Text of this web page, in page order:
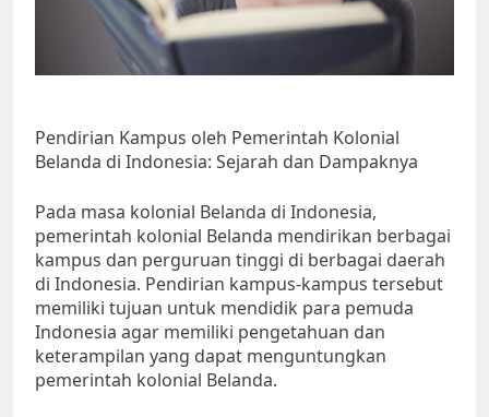
Pendirian Kampus oleh Pemerintah Kolonial
Belanda di Indonesia: Sejarah dan Dampaknya
Pada masa kolonial Belanda di Indonesia,
pemerintah kolonial Belanda mendirikan berbagai
kampus dan perguruan tinggi di berbagai daerah
di Indonesia. Pendirian kampus-kampus tersebut
memiliki tujuan untuk mendidik para pemuda
Indonesia agar memiliki pengetahuan dan
keterampilan yang dapat menguntungkan
pemerintah kolonial Belanda.